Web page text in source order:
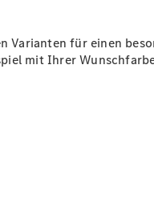
Varianten für einen
mit Ihrer